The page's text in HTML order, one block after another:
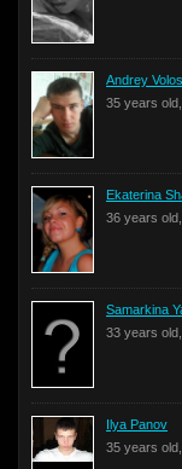
Andrey
35 years
Ekaterina
36 years
Samarkina
33 years
Ilya Panov
35 years